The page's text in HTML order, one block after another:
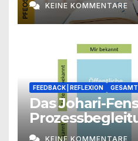
KEINE KOMMENTARE
FEEDBACK | REFLEXION
Das Johari-
KEINE KOMMENTARE